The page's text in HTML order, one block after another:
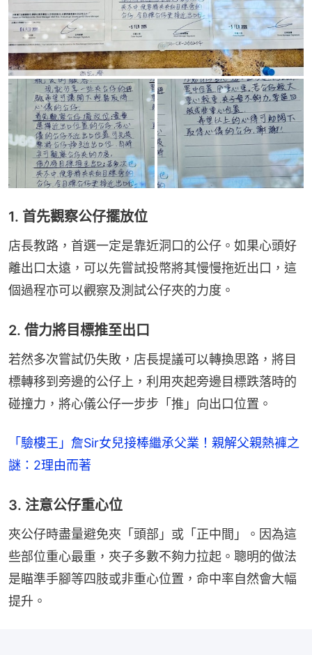
1. 首先觀察公仔擺放位
店長教路，首選一定是靠近洞口的公仔。如果心頭好
離出口太遠，可以先嘗試投幣將其慢慢拖近出口，這
個過程亦可以觀察及測試公仔夾的力度。
2. 借力將目標推至出口
若然多次嘗試仍失敗，店長提議可以轉換思路，將目
標轉移到旁邊的公仔上，利用夾起旁邊目標跌落時的
碰撞力，將心儀公仔一步步「推」向出口位置。
「驗樓王」詹Sir女兒接棒繼承父業！親解父親熱褲之
謎：2理由而著
3. 注意公仔重心位
夾公仔時盡量避免夾「頭部」或「正中間」。因為這
些部位重心最重，夾子多數不夠力拉起。聰明的做法
是瞄準手腳等四肢或非重心位置，命中率自然會大幅
提升。